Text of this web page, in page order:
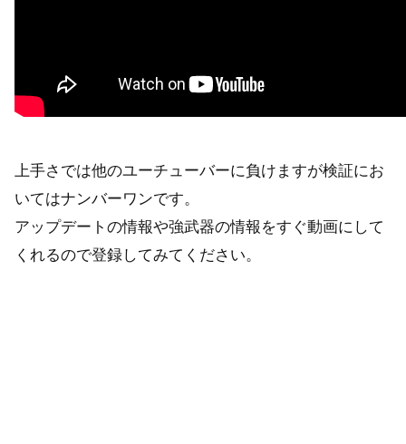
上手さでは他のユーチューバーに負けますが検証にお
いてはナンバーワンです。
アップデートの情報や強武器の情報をすぐ動画にして
くれるので登録してみてください。